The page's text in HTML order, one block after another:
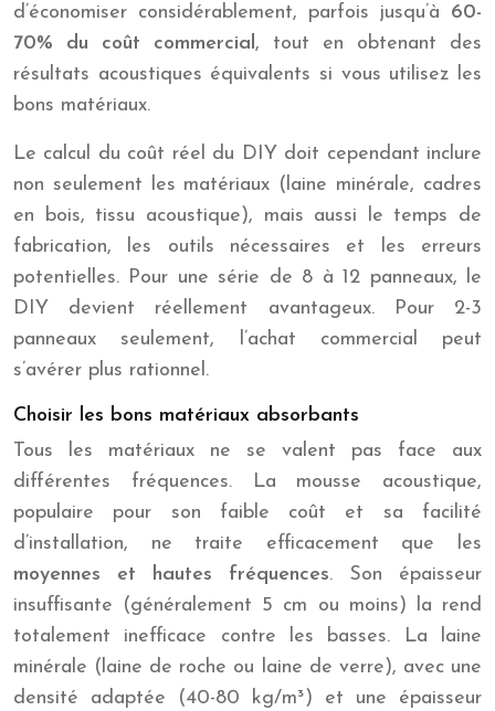
d’économiser considérablement, parfois jusqu’à 60-
70% du coût commercial, tout en obtenant des
résultats acoustiques équivalents si vous utilisez les
bons matériaux.
Le calcul du coût réel du DIY doit cependant inclure
non seulement les matériaux (laine minérale, cadres
en bois, tissu acoustique), mais aussi le temps de
fabrication, les outils nécessaires et les erreurs
potentielles. Pour une série de 8 à 12 panneaux, le
DIY devient réellement avantageux. Pour 2-3
panneaux seulement, l’achat commercial peut
s’avérer plus rationnel.
Choisir les bons matériaux absorbants
Tous les matériaux ne se valent pas face aux
différentes fréquences. La mousse acoustique,
populaire pour son faible coût et sa facilité
d’installation, ne traite efficacement que les
moyennes et hautes fréquences. Son épaisseur
insuffisante (généralement 5 cm ou moins) la rend
totalement inefficace contre les basses. La laine
minérale (laine de roche ou laine de verre), avec une
densité adaptée (40-80 kg/m³) et une épaisseur